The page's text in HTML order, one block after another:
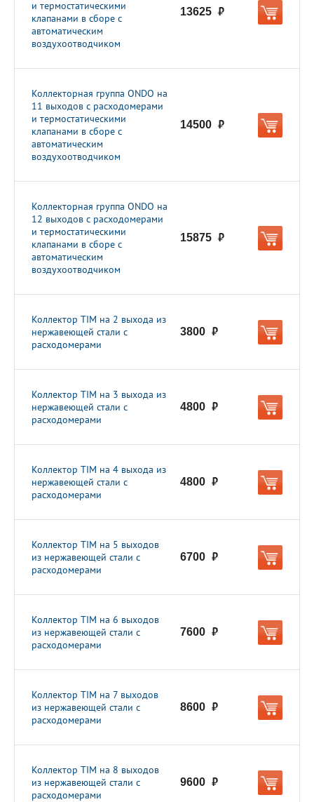
и термостатическими
клапанами в сборе с
автоматическим
воздухоотводчиком
13625 руб.
Коллекторная группа ONDO на
11 выходов с расходомерами
и термостатическими
клапанами в сборе с
автоматическим
воздухоотводчиком
14500 руб.
Коллекторная группа ONDO на
12 выходов с расходомерами
и термостатическими
клапанами в сборе с
автоматическим
воздухоотводчиком
15875 руб.
Коллектор TIM на 2 выхода из
нержавеющей стали с
расходомерами
3800 руб.
Коллектор TIM на 3 выхода из
нержавеющей стали с
расходомерами
4800 руб.
Коллектор TIM на 4 выхода из
нержавеющей стали с
расходомерами
4800 руб.
Коллектор TIM на 5 выходов
из нержавеющей стали с
расходомерами
6700 руб.
Коллектор TIM на 6 выходов
из нержавеющей стали с
расходомерами
7600 руб.
Коллектор TIM на 7 выходов
из нержавеющей стали с
расходомерами
8600 руб.
Коллектор TIM на 8 выходов
из нержавеющей стали с
расходомерами
9600 руб.